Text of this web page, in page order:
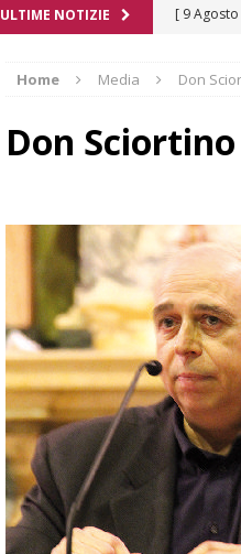
ULTIME NOTIZIE [ 9
rotonda al
[ 8
rotatoria
[ 8 Agosto
LANGHE
[ 8
degrado
[ 8
paese
[ 9
lo fa
Home Media Don
Don Sciortino